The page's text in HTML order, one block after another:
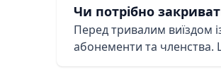
Чи потрібно
Перед тривалим виїздом
абонементи та членства.